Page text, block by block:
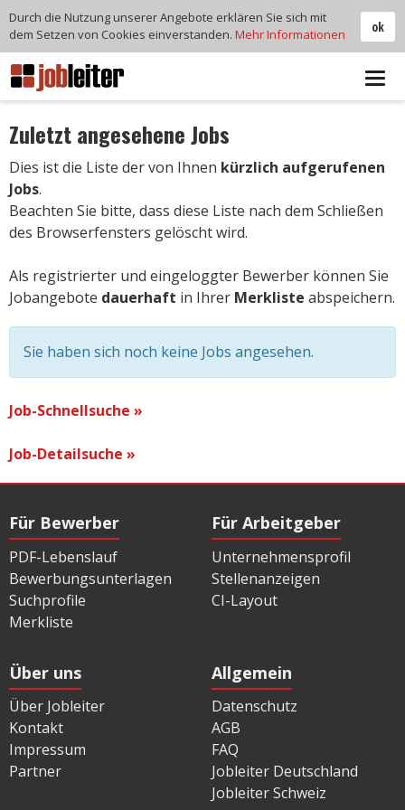
Zuletzt angesehene Jobs
Dies ist die Liste der von Ihnen kürzlich aufgerufenen
Jobs.
Beachten Sie bitte, dass diese Liste nach dem Schließen
des Browserfensters gelöscht wird.
Als registrierter und eingeloggter Bewerber können Sie
Jobangebote dauerhaft in Ihrer Merkliste abspeichern.
Sie haben sich noch keine Jobs angesehen.
Job-Schnellsuche »
Job-Detailsuche »
Für Bewerber
PDF-Lebenslauf
Bewerbungsunterlagen
Suchprofile
Merkliste
Für Arbeitgeber
Unternehmensprofil
Stellenanzeigen
CI-Layout
Über uns
Über Jobleiter
Kontakt
Impressum
Partner
Allgemein
Datenschutz
AGB
FAQ
Jobleiter Deutschland
Jobleiter Schweiz
ok
Durch die Nutzung unserer Angebote erklären Sie sich mit
dem Setzen von Cookies einverstanden. Mehr Informationen